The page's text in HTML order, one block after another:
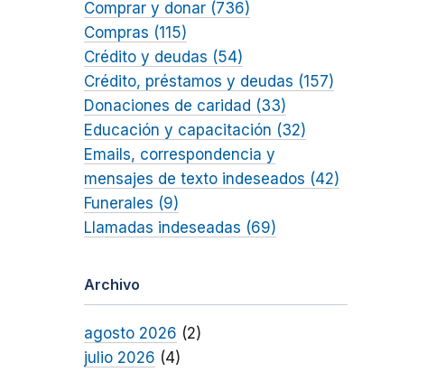
Comprar y donar (736)
Compras (115)
Crédito y deudas (54)
Crédito, préstamos y deudas (157)
Donaciones de caridad (33)
Educación y capacitación (32)
Emails, correspondencia y
mensajes de texto indeseados (42)
Funerales (9)
Llamadas indeseadas (69)
Archivo
agosto 2026 (2)
julio 2026 (4)